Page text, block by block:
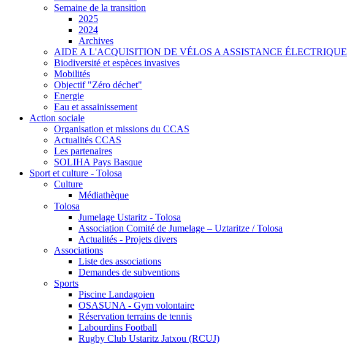
Semaine de la transition
2025
2024
Archives
AIDE A L'ACQUISITION DE VÉLOS A ASSISTANCE ÉLECTRIQUE
Biodiversité et espèces invasives
Mobilités
Objectif "Zéro déchet"
Energie
Eau et assainissement
Action sociale
Organisation et missions du CCAS
Actualités CCAS
Les partenaires
SOLIHA Pays Basque
Sport et culture - Tolosa
Culture
Médiathèque
Tolosa
Jumelage Ustaritz - Tolosa
Association Comité de Jumelage – Uztaritze / Tolosa
Actualités - Projets divers
Associations
Liste des associations
Demandes de subventions
Sports
Piscine Landagoien
OSASUNA - Gym volontaire
Réservation terrains de tennis
Labourdins Football
Rugby Club Ustaritz Jatxou (RCUJ)